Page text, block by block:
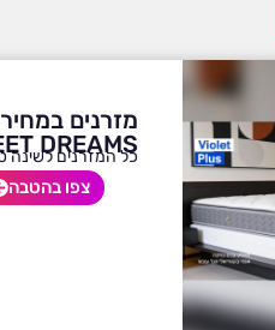
מזרנים
DREAMS
כל המזרנים לשינה
צפו בהטבה